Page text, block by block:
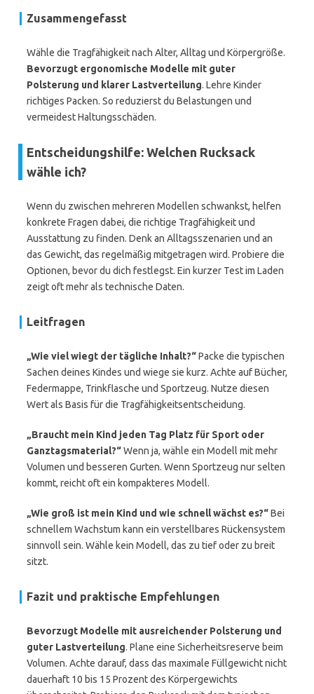
Zusammengefasst
Wähle die Tragfähigkeit nach Alter, Alltag und Körpergröße.
Bevorzugt ergonomische Modelle mit guter
Polsterung und klarer Lastverteilung. Lehre Kinder
richtiges Packen. So reduzierst du Belastungen und
vermeidest Haltungsschäden.
Entscheidungshilfe: Welchen Rucksack
wähle ich?
Wenn du zwischen mehreren Modellen schwankst, helfen
konkrete Fragen dabei, die richtige Tragfähigkeit und
Ausstattung zu finden. Denk an Alltagsszenarien und an
das Gewicht, das regelmäßig mitgetragen wird. Probiere die
Optionen, bevor du dich festlegst. Ein kurzer Test im Laden
zeigt oft mehr als technische Daten.
Leitfragen
„Wie viel wiegt der tägliche Inhalt?“Packe die typischen
Sachen deines Kindes und wiege sie kurz. Achte auf Bücher,
Federmappe, Trinkflasche und Sportzeug. Nutze diesen
Wert als Basis für die Tragfähigkeitsentscheidung.
„Braucht mein Kind jeden Tag Platz für Sport oder
Ganztagsmaterial?“Wenn ja, wähle ein Modell mit mehr
Volumen und besseren Gurten. Wenn Sportzeug nur selten
kommt, reicht oft ein kompakteres Modell.
„Wie groß ist mein Kind und wie schnell wächst es?“Bei
schnellem Wachstum kann ein verstellbares Rückensystem
sinnvoll sein. Wähle kein Modell, das zu tief oder zu breit
sitzt.
Fazit und praktische Empfehlungen
Bevorzugt Modelle mit ausreichender Polsterung und
guter Lastverteilung. Plane eine Sicherheitsreserve beim
Volumen. Achte darauf, dass das maximale Füllgewicht nicht
dauerhaft 10 bis 15 Prozent des Körpergewichts